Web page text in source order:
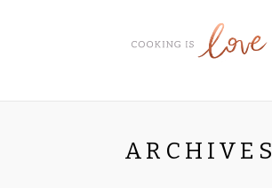
ARCHIVES